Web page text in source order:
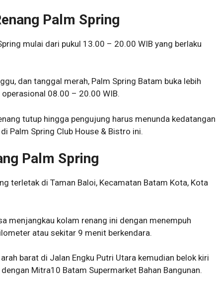
Palm Spring
mulai dari pukul 13.00 – 20.00 WIB yang berlaku
dan tanggal merah, Palm Spring Batam buka lebih
08.00 – 20.00 WIB.
tutup hingga pengujung harus menunda kedatangan
Palm Spring Club House & Bistro ini.
Palm Spring
terletak di Taman Baloi, Kecamatan Batam Kota, Kota
menjangkau kolam renang ini dengan menempuh
atau sekitar 9 menit berkendara.
barat di Jalan Engku Putri Utara kemudian belok kiri
Mitra10 Batam Supermarket Bahan Bangunan.